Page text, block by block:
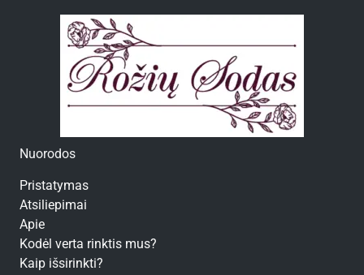
Nuorodos
Pristatymas
Atsiliepimai
Apie
Kodėl verta rinktis mus?
Kaip išsirinkti?